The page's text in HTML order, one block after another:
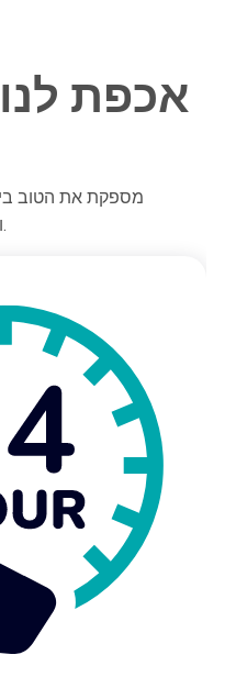
אכפת
ולנוחותך. איתנו תרגישו מיוחסים.